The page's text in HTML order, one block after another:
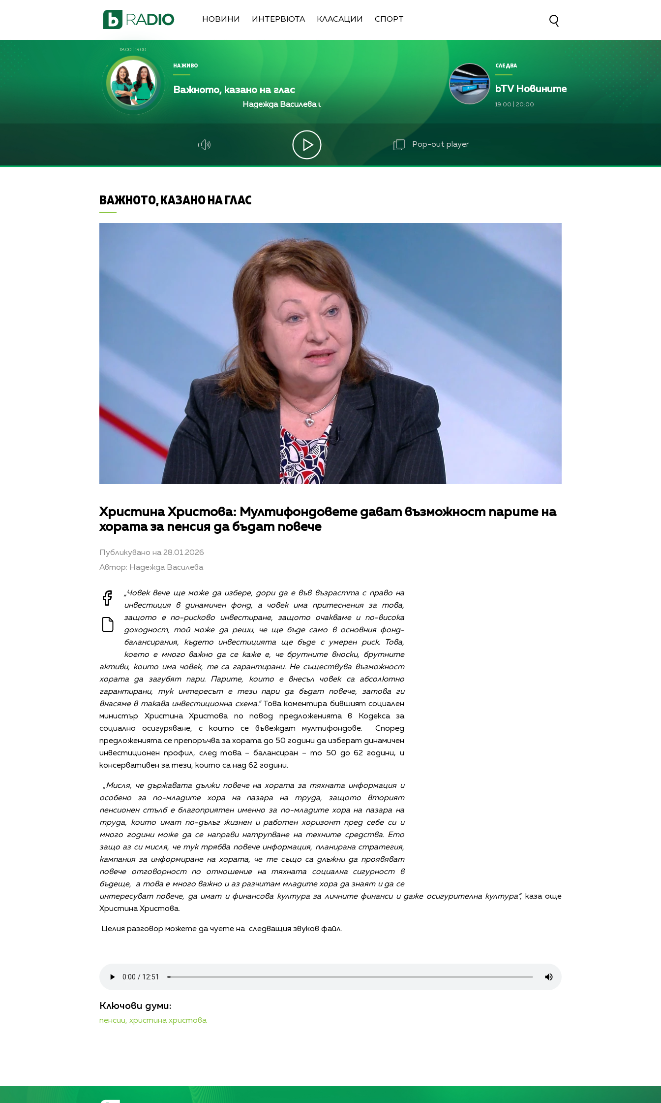
НОВИНИ ИНТЕРВЮТА КЛАСАЦИИ СПОРТ
18:00 19:00
НА ЖИВО
Важното, казано на глас
Надежда Василева и Лили Ангелова Надежда Василева и Лили Ангелова
СЛЕДВА
bTV Новините
19:00 20:00
Pop-out player
ВАЖНОТО, КАЗАНО НА ГЛАС
Христина Христова: Мултифондовете дават възможност парите на
хората за пенсия да бъдат повече
Публикувано на 28.01.2026
Автор: Надежда Василева
„Човек вече ще може да избере, дори да е във възрастта с право на
инвестиция в динамичен фонд, а човек има притеснения за това,
защото е по-рисково инвестиране, защото очакваме и по-висока
доходност, той може да реши, че ще бъде само в основния фонд-
балансирания, където инвестицията ще бъде с умерен риск. Това,
което е много важно да се каже е, че брутните вноски, брутните
активи, които има човек, те са гарантирани. Не съществува възможност
хората да загубят пари. Парите, които е внесъл човек са абсолютно
гарантирани, тук интересът е тези пари да бъдат повече, затова ги
внасяме в такава инвестиционна схема.“Това коментира бившият социален
министър Христина Христова по повод предложенията в Кодекса за
социално осигуряване, с които се въвеждат мултифондове. Според
предложенията се препоръчва за хората до 50 години да изберат динамичен
инвестиционен профил, след това – балансиран – то 50 до 62 години, и
консервативен за тези, които са над 62 години.
„Мисля, че държавата дължи повече на хората за тяхната информация и
особено за по-младите хора на пазара на труда, защото вторият
пенсионен стълб е благоприятен именно за по-младите хора на пазара на
труда, които имат по-дълъг жизнен и работен хоризонт пред себе си и
много години може да се направи натрупване на техните средства. Ето
защо аз си мисля, че тук трябва повече информация, планирана стратегия,
кампания за информиране на хората, че те също са длъжни да проявяват
повече отговорност по отношение на тяхната социална сигурност в
бъдеще, а това е много важно и аз разчитам младите хора да знаят и да се
интересуват повече, да имат и финансова култура за личните финанси и даже осигурителна култура“, каза още
Христина Христова.
Целия разговор можете да чуете на следващия звуков файл.
Ключови думи:
пенсии, христина христова